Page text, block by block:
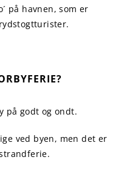
på havnen, som er
på godt og ondt.
ved byen, men det er